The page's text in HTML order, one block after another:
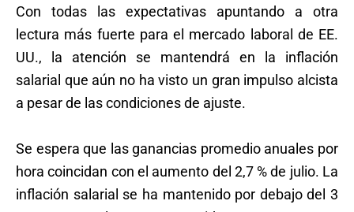
Con todas las expectativas apuntando a otra
lectura más fuerte para el mercado laboral de EE.
UU., la atención se mantendrá en la inflación
salarial que aún no ha visto un gran impulso alcista
a pesar de las condiciones de ajuste.
Se espera que las ganancias promedio anuales por
hora coincidan con el aumento del 2,7 % de julio. La
inflación salarial se ha mantenido por debajo del 3